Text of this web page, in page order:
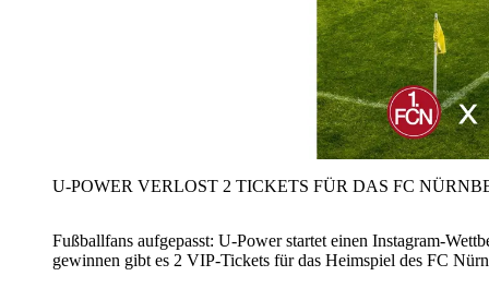
U‑POWER VERLOST 2 TICKETS FÜR DAS FC
Fußballfans aufgepasst: U‑Power startet einen Instagram-
gewinnen gibt es 2 VIP-Tickets für das Heimspiel des FC